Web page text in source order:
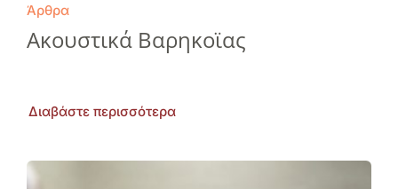
Άρθρα
Ακουστικά Βαρηκοϊας
Διαβάστε περισσότερα